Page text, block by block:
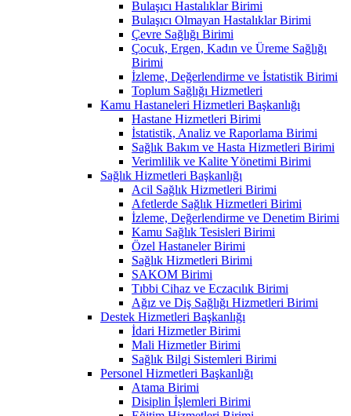
Bulaşıcı Hastalıklar Birimi
Bulaşıcı Olmayan Hastalıklar Birimi
Çevre Sağlığı Birimi
Çocuk, Ergen, Kadın ve Üreme Sağlığı
Birimi
İzleme, Değerlendirme ve İstatistik Birimi
Toplum Sağlığı Hizmetleri
Kamu Hastaneleri Hizmetleri Başkanlığı
Hastane Hizmetleri Birimi
İstatistik, Analiz ve Raporlama Birimi
Sağlık Bakım ve Hasta Hizmetleri Birimi
Verimlilik ve Kalite Yönetimi Birimi
Sağlık Hizmetleri Başkanlığı
Acil Sağlık Hizmetleri Birimi
Afetlerde Sağlık Hizmetleri Birimi
İzleme, Değerlendirme ve Denetim Birimi
Kamu Sağlık Tesisleri Birimi
Özel Hastaneler Birimi
Sağlık Hizmetleri Birimi
SAKOM Birimi
Tıbbi Cihaz ve Eczacılık Birimi
Ağız ve Diş Sağlığı Hizmetleri Birimi
Destek Hizmetleri Başkanlığı
İdari Hizmetler Birimi
Mali Hizmetler Birimi
Sağlık Bilgi Sistemleri Birimi
Personel Hizmetleri Başkanlığı
Atama Birimi
Disiplin İşlemleri Birimi